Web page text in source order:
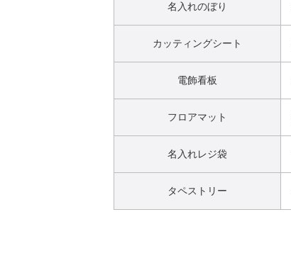
名入れのぼり
カッティングシート
電飾看板
フロアマット
名入れレジ袋
タペストリー